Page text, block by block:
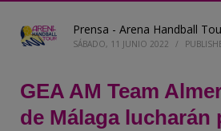
Prensa - Arena Handball
SÁBADO, 11 JUNIO 2022 /
GEA AM Team
de Málaga